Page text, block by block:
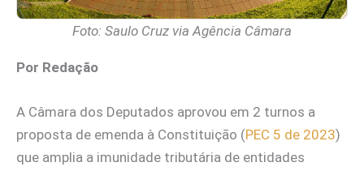
Foto: Saulo Cruz via Agência Câmara
Por Redação
A Câmara dos Deputados aprovou em 2 turnos a
proposta de emenda à Constituição (PEC 5 de 2023)
que amplia a imunidade tributária de entidades